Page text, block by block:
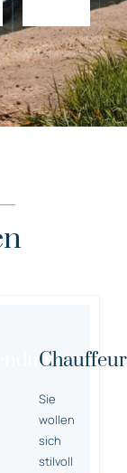
Sie
wollen
sich
stilvoll